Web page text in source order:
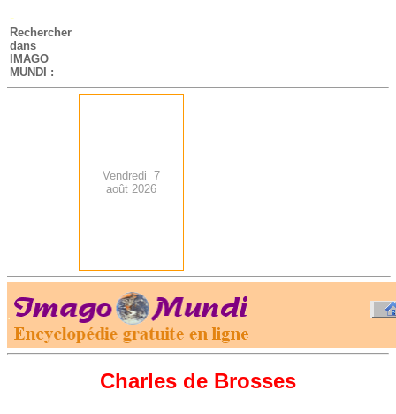
-
Rechercher
dans
IMAGO
MUNDI :
Vendredi 7
août 2026
.
Charles de Brosses